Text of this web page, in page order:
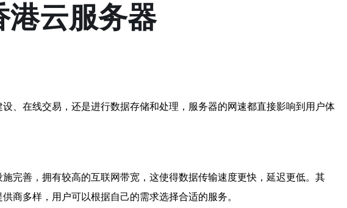
港云服务器
、在线交易，还是进行数据存储和处理，服务器的网速都直接影响到用户体
完善，拥有较高的互联网带宽，这使得数据传输速度更快，延迟更低。其
商多样，用户可以根据自己的需求选择合适的服务。